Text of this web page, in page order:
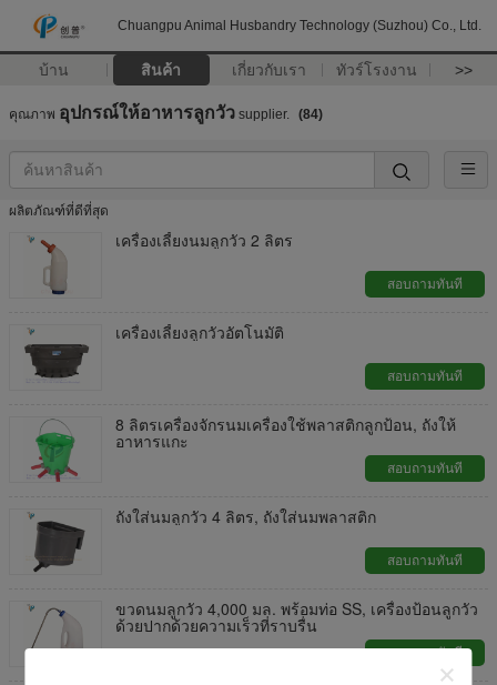
Chuangpu Animal Husbandry Technology (Suzhou) Co., Ltd.
บ้าน สินค้า เกี่ยวกับเรา ทัวร์โรงงาน >>
คุณภาพ อุปกรณ์ให้อาหารลูกวัว supplier. (84)
ผลิตภัณฑ์ที่ดีที่สุด
เครื่องเลี้ยงนมลูกวัว 2 ลิตร
สอบถามทันที
เครื่องเลี้ยงลูกวัวอัตโนมัติ
สอบถามทันที
8 ลิตรเครื่องจักรนมเครื่องใช้พลาสติกลูกป้อน, ถังให้
อาหารแกะ
สอบถามทันที
ถังใส่นมลูกวัว 4 ลิตร, ถังใส่นมพลาสติก
สอบถามทันที
ขวดนมลูกวัว 4,000 มล. พร้อมท่อ SS, เครื่องป้อนลูกวัว
ด้วยปากด้วยความเร็วที่ราบรื่น
สอบถามทันที